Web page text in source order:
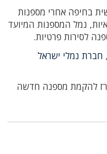
בחיפה אחרי מספנות
נמל המספנות המיועד
לסירות פרטיות.
, חברת נמלי ישראל
להקמת מספנה חדשה